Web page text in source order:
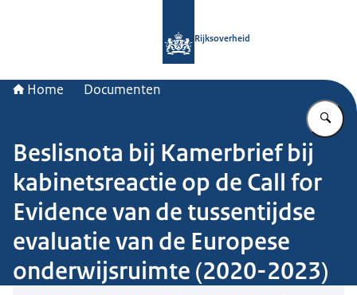
Rijksoverheid
Home Documenten
Beslisnota bij Kamerbrief bij
kabinetsreactie op de Call for
Evidence van de tussentijdse
evaluatie van de Europese
onderwijsruimte (2020-2023)